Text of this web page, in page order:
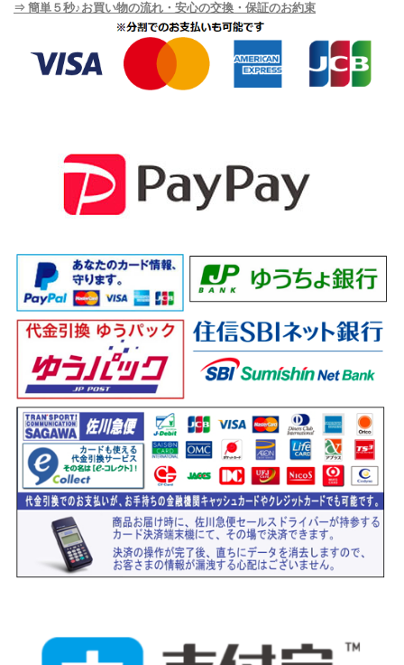
⇒ 簡単５秒♪お買い物の流れ・安心の交換・保証のお約束